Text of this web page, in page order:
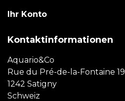
Ihr Konto
Kontaktinformationen
Aquario&Co
Rue du Pré-de-la-Fontaine 19
1242 Satigny
Schweiz